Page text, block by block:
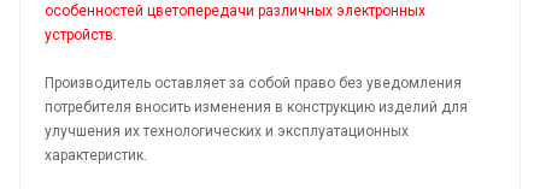
особенностей цветопередачи различных электронных
устройств.
Производитель оставляет за собой право без уведомления
потребителя вносить изменения в конструкцию изделий для
улучшения их технологических и эксплуатационных
характеристик.